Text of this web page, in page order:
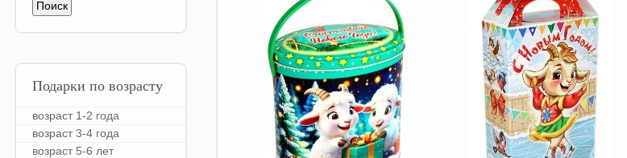
Подарки по возрасту
возраст 1-2 года
возраст 3-4 года
возраст 5-6 лет